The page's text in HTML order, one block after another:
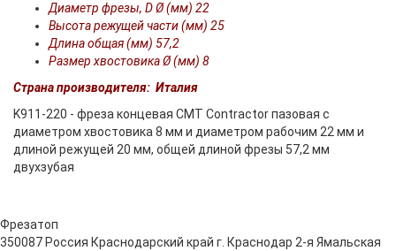
Диаметр фрезы, D Ø (мм) 22
Высота режущей части (мм) 25
Длина общая (мм) 57,2
Размер хвостовика Ø (мм) 8
Страна производителя: Италия
K911-220 - фреза концевая CMT Сontractor пазовая с
диаметром хвостовика 8 мм и диаметром рабочим 22 мм и
длиной режущей 20 мм, общей длиной фрезы 57,2 мм
двухзубая
Фрезатоп
350087 Россия Краснодарский край г. Краснодар 2-я Ямальская